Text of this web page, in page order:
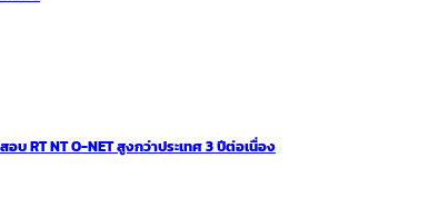
NT O-NET สูงกว่าประเทศ 3 ปีต่อเนื่อง